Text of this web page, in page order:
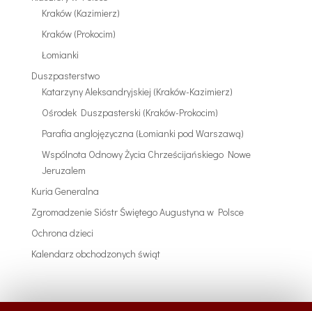
Kraków (Kazimierz)
Kraków (Prokocim)
Łomianki
Duszpasterstwo
Katarzyny Aleksandryjskiej (Kraków-Kazimierz)
Ośrodek Duszpasterski (Kraków-Prokocim)
Parafia anglojęzyczna (Łomianki pod Warszawą)
Wspólnota Odnowy Życia Chrześcijańskiego Nowe
Jeruzalem
Kuria Generalna
Zgromadzenie Sióstr Świętego Augustyna w Polsce
Ochrona dzieci
Kalendarz obchodzonych świąt